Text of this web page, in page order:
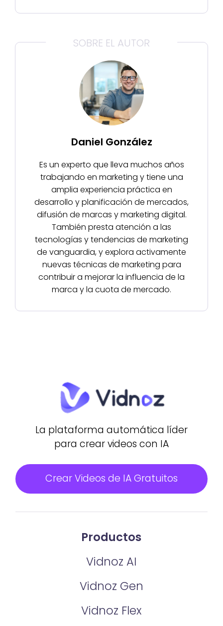
SOBRE EL AUTOR
Daniel González
Es un experto que lleva muchos años
trabajando en marketing y tiene una
amplia experiencia práctica en
desarrollo y planificación de mercados,
difusión de marcas y marketing digital.
También presta atención a las
tecnologías y tendencias de marketing
de vanguardia, y explora activamente
nuevas técnicas de marketing para
contribuir a mejorar la influencia de la
marca y la cuota de mercado.
La plataforma automática líder
para crear videos con IA
Crear Videos de IA Gratuitos
Productos
Vidnoz AI
Vidnoz Gen
Vidnoz Flex